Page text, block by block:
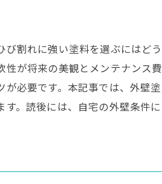
び割れに強い塗料を選ぶにはど
性が将来の美観とメンテナンス
が必要です。本記事では、外壁
す。読後には、自宅の外壁条件